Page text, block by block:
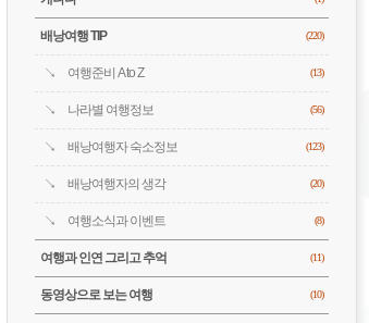
배낭여행 TIP (220)
여행준비 A to Z (13)
나라별 여행정보 (56)
배낭여행자 숙소정보 (123)
배낭여행자의 생각 (20)
여행소식과 이벤트 (8)
여행과 인연 그리고 추억 (11)
동영상으로 보는 여행 (10)